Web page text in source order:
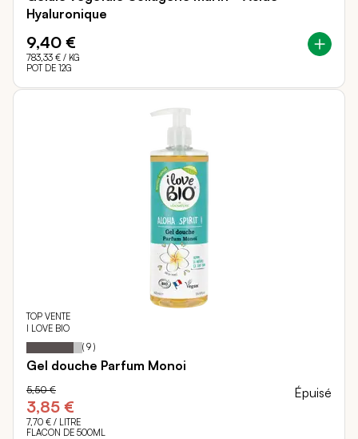
Hyaluronique
9,40 €
783,33 € / KG
POT DE 12G
TOP VENTE
I LOVE BIO
Notation: 84
% of
( 9 )
Gel douche Parfum Monoi
3,85 €
5,50 €
7,70 € / LITRE
FLACON DE 500ML
Épuisé